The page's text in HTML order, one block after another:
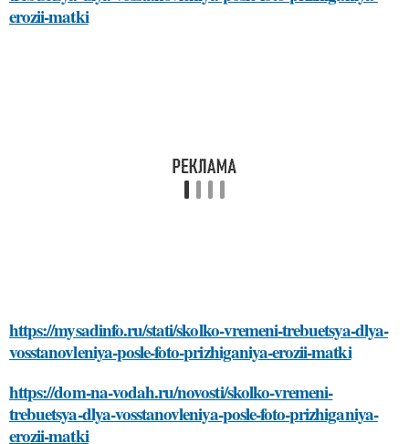
erozii-matki
https://mysadinfo.ru/stati/skolko-vremeni-trebuetsya-dlya-
vosstanovleniya-posle-foto-prizhiganiya-erozii-matki
https://dom-na-vodah.ru/novosti/skolko-vremeni-
trebuetsya-dlya-vosstanovleniya-posle-foto-prizhiganiya-
erozii-matki